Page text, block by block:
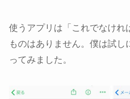
使うアプリは「これでなけれ
ものはありません。僕は試し
ってみました。